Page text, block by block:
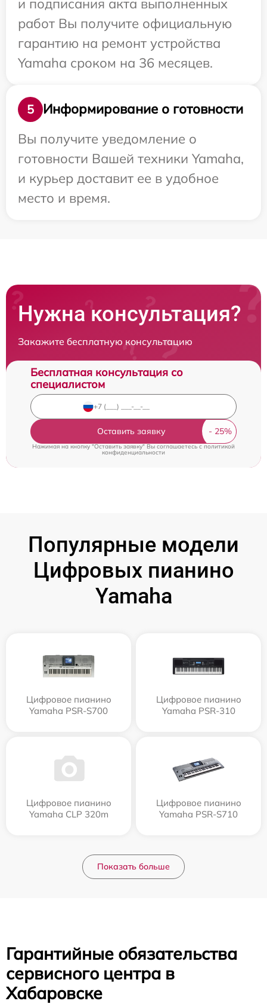
и подписания акта выполненных
работ Вы получите официальную
гарантию на ремонт устройства
Yamaha сроком на 36 месяцев.
5
Информирование о готовности
Вы получите уведомление о
готовности Вашей техники Yamaha,
и курьер доставит ее в удобное
место и время.
Нужна консультация?
Закажите бесплатную консультацию
Бесплатная консультация со
специалистом
Оставить заявку
Нажимая на кнопку "Оставить заявку" Вы соглашаетесь cполитикой
конфиденциальности
Популярные модели
Цифровых пианино
Yamaha
Цифровое пианино
Yamaha PSR-S700
Цифровое пианино
Yamaha PSR-310
Цифровое пианино
Yamaha CLP 320m
Цифровое пианино
Yamaha PSR-S710
Показать больше
Гарантийные обязательства
сервисного центра в
Хабаровске